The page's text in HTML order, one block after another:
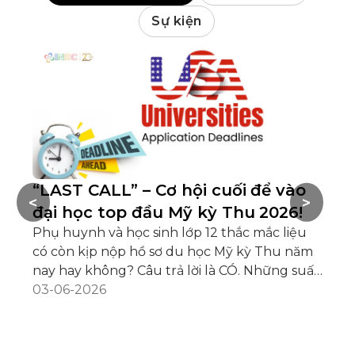
Sự kiện
“LAST CALL” – Cơ hội cuối để vào
đại học top đầu Mỹ kỳ Thu 2026!
Phụ huynh và học sinh lớp 12 thắc mắc liệu
có còn kịp nộp hồ sơ du học Mỹ kỳ Thu năm
nay hay không? Câu trả lời là CÓ. Những suất
tuyển sinh và học bổng cuối cùng du học Mỹ
03-06-2026
>
<